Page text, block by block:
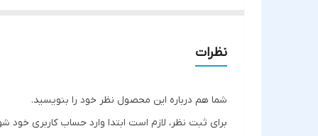
نظرات
شما هم درباره این محصول نظر خود را بنویسید.
برای ثبت نظر، لازم است ابتدا وارد حساب کاربری خود